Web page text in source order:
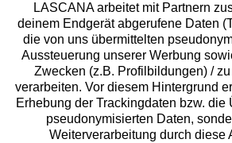
Services
Beratung
Über uns
LASCANA arbeitet mit Partnern
deinem Endgerät abgerufene Daten
die von uns übermittelten
Aussteuerung unserer Werbung
Zwecken (z.B. Profilbildungen) /
verarbeiten. Vor diesem Hintergrund
Erhebung der Trackingdaten bzw. die
pseudonymisierten Daten,
Weiterverarbeitung durch diese